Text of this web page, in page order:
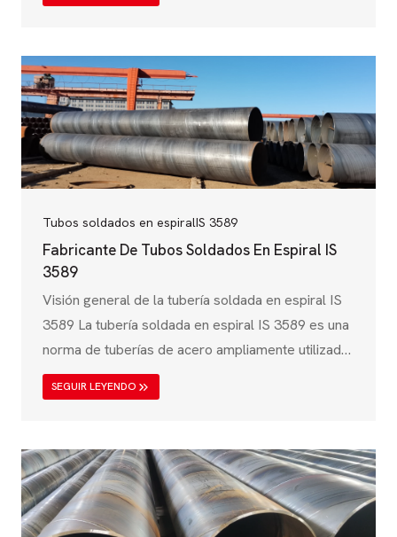
específicamente JIS G 3457, que es ampliamente
estructurales, y tuberías industriales. Estos tubos
son conocidos por su alta resistencia, resistencia a
la corrosión, y la rentabilidad, por lo que son
ideales para…
Tubos soldados en espiralIS 3589
Fabricante De Tubos Soldados En Espiral IS
3589
Visión general de la tubería soldada en espiral IS
3589 La tubería soldada en espiral IS 3589 es una
norma de tuberías de acero ampliamente utilizada
en la India, diseñada principalmente para la
transmisión de agua, tuberías industriales y
of Indian Standards (BIS), la norma IS 3589
garantiza que los tubos de acero soldados en
espiral cumplen estrictos requisitos mecánicos,
químicos y de rendimiento. Estos…
SEGUIR LEYENDO